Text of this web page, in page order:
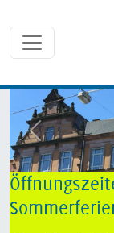
zurück